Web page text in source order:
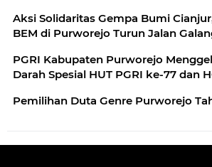
Aksi Solidaritas Gempa Bumi
BEM di Purworejo Turun Jalan
PGRI Kabupaten Purworejo
Darah Spesial HUT PGRI ke-77 dan
Pemilihan Duta Genre Purworejo